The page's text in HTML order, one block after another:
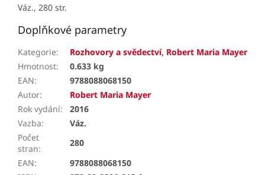
Váz., 280 str.
Doplňkové parametry
Kategorie: Rozhovory a svědectví, Robert Maria Mayer
Hmotnost:
0.633 kg
EAN:
9788088068150
Autor:
Robert Maria Mayer
Rok vydání:
2016
Vazba:
Váz.
Počet
stran:
280
EAN:
9788088068150